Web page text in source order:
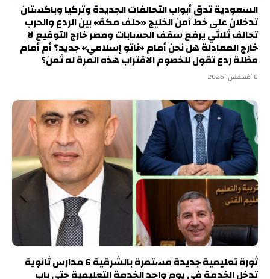
السعودية تدق أبواب التحالفات الجديدة وتركيا وباكستان
تدخلان على خط أمن الخليج «حلف مكة» بين الردع والحرب
تحالف ثلاثي يرفع سقف الحسابات ومصر خارج التوقيع لا
خارج المعادلة هل نحن أمام «ناتو إسلامي» جديد؟ أم أمام
مظلة ردع تقول للخصوم الاقتراب هذه المرة له ثمن؟
8 أغسطس، 2026
ثورة تعليمية جديدة مستمرة بالشرقية 6 مدارس ثانوية
تدخل الخدمة في يوم واحد الخدمة التعليمية حتى باب